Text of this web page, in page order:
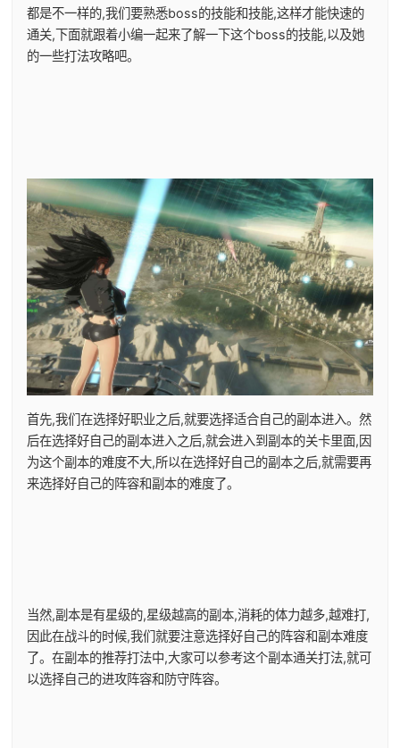
都是不一样的,我们要熟悉boss的技能和技能,这样才能快速的
通关,下面就跟着小编一起来了解一下这个boss的技能,以及她
的一些打法攻略吧。
首先,我们在选择好职业之后,就要选择适合自己的副本进入。然
后在选择好自己的副本进入之后,就会进入到副本的关卡里面,因
为这个副本的难度不大,所以在选择好自己的副本之后,就需要再
来选择好自己的阵容和副本的难度了。
当然,副本是有星级的,星级越高的副本,消耗的体力越多,越难打,
因此在战斗的时候,我们就要注意选择好自己的阵容和副本难度
了。在副本的推荐打法中,大家可以参考这个副本通关打法,就可
以选择自己的进攻阵容和防守阵容。